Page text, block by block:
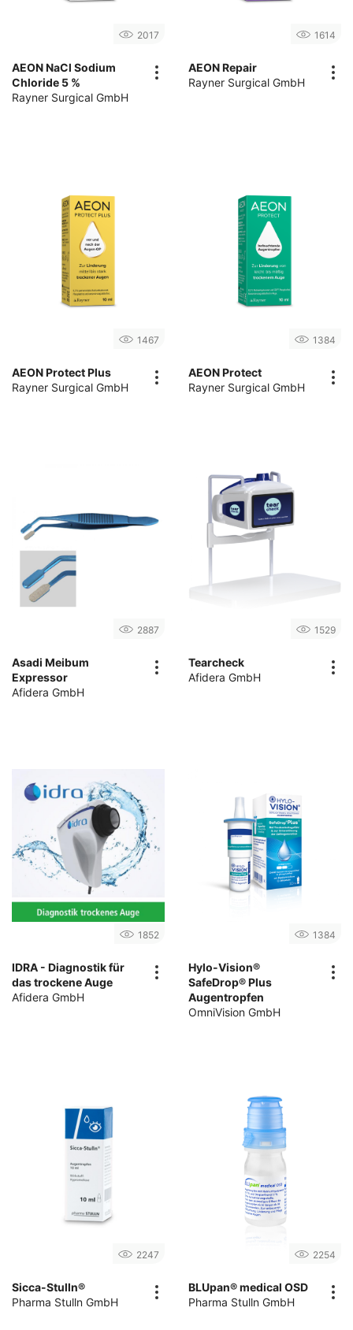
2017
AEON NaCl Sodium
Chloride 5 %
Rayner Surgical GmbH
1614
AEON Repair
Rayner Surgical GmbH
1467
AEON Protect Plus
Rayner Surgical GmbH
1384
AEON Protect
Rayner Surgical GmbH
2887
Asadi Meibum
Expressor
Afidera GmbH
1529
Tearcheck
Afidera GmbH
1852
IDRA - Diagnostik für
das trockene Auge
Afidera GmbH
1384
Hylo-Vision®
SafeDrop® Plus
Augentropfen
OmniVision GmbH
2247
Sicca-Stulln®
Pharma Stulln GmbH
2254
BLUpan® medical OSD
Pharma Stulln GmbH